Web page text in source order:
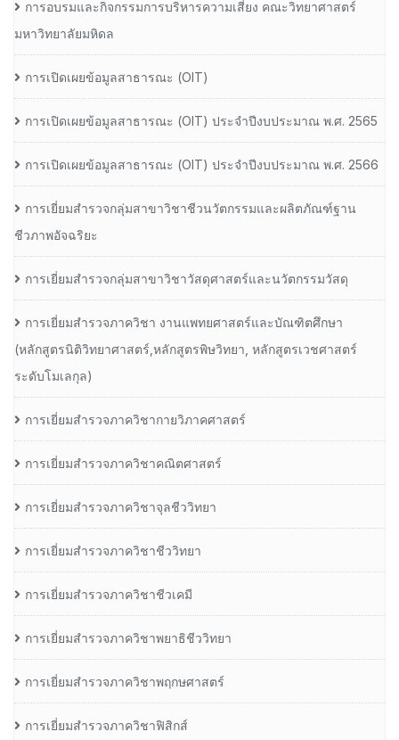
การอบรมและกิจกรรมการบริหารความเสี่ยง คณะวิทยาศาสตร์
มหาวิทยาลัยมหิดล
การเปิดเผยข้อมูลสาธารณะ (OIT)
การเปิดเผยข้อมูลสาธารณะ (OIT) ประจำปีงบประมาณ พ.ศ. 2565
การเปิดเผยข้อมูลสาธารณะ (OIT) ประจำปีงบประมาณ พ.ศ. 2566
การเยี่ยมสำรวจกลุ่มสาขาวิชาชีวนวัตกรรมและผลิตภัณฑ์ฐาน
ชีวภาพอัจฉริยะ
การเยี่ยมสำรวจกลุ่มสาขาวิชาวัสดุศาสตร์และนวัตกรรมวัสดุ
การเยี่ยมสำรวจภาควิชา งานแพทยศาสตร์และบัณฑิตศึกษา
(หลักสูตรนิติวิทยาศาสตร์,หลักสูตรพิษวิทยา, หลักสูตรเวชศาสตร์
ระดับโมเลกุล)
การเยี่ยมสำรวจภาควิชากายวิภาคศาสตร์
การเยี่ยมสำรวจภาควิชาคณิตศาสตร์
การเยี่ยมสำรวจภาควิชาจุลชีววิทยา
การเยี่ยมสำรวจภาควิชาชีววิทยา
การเยี่ยมสำรวจภาควิชาชีวเคมี
การเยี่ยมสำรวจภาควิชาพยาธิชีววิทยา
การเยี่ยมสำรวจภาควิชาพฤกษศาสตร์
การเยี่ยมสำรวจภาควิชาฟิสิกส์